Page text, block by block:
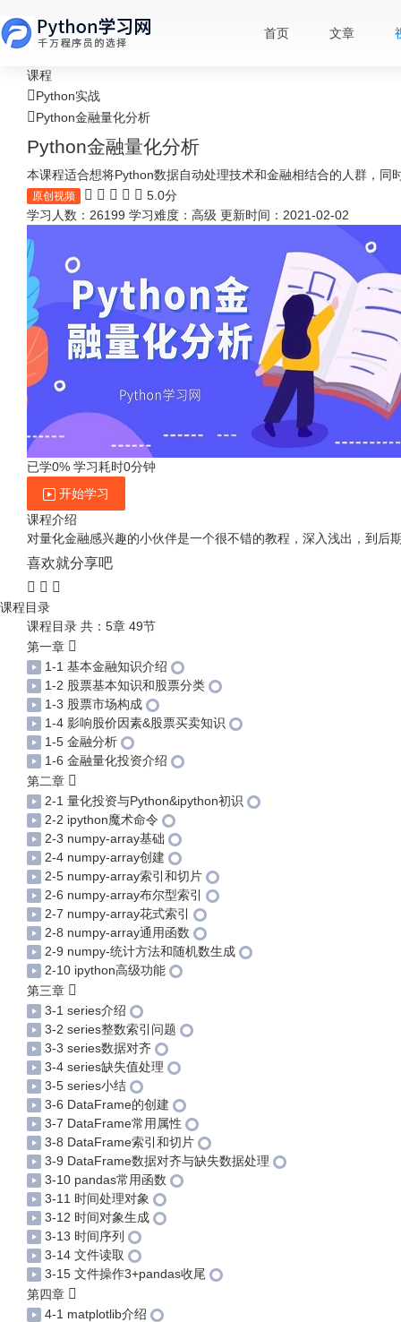
首页 文章
课程
Python实战
Python金融量化分析
Python金融量化分析
本课程适合想将Python数据自动处理技术和金融相结合的人群，同
原创视频
5.0分
学习人数：26199 学习难度：高级 更新时间：2021-02-02
已学0% 学习耗时0分钟
开始学习
课程介绍
对量化金融感兴趣的小伙伴是一个很不错的教程，深入浅出，到后
喜欢就分享吧
课程目录
课程目录 共：5章 49节
第一章
1-1 基本金融知识介绍
1-2 股票基本知识和股票分类
1-3 股票市场构成
1-4 影响股价因素&股票买卖知识
1-5 金融分析
1-6 金融量化投资介绍
第二章
2-1 量化投资与Python&ipython初识
2-2 ipython魔术命令
2-3 numpy-array基础
2-4 numpy-array创建
2-5 numpy-array索引和切片
2-6 numpy-array布尔型索引
2-7 numpy-array花式索引
2-8 numpy-array通用函数
2-9 numpy-统计方法和随机数生成
2-10 ipython高级功能
第三章
3-1 series介绍
3-2 series整数索引问题
3-3 series数据对齐
3-4 series缺失值处理
3-5 series小结
3-6 DataFrame的创建
3-7 DataFrame常用属性
3-8 DataFrame索引和切片
3-9 DataFrame数据对齐与缺失数据处理
3-10 pandas常用函数
3-11 时间处理对象
3-12 时间对象生成
3-13 时间序列
3-14 文件读取
3-15 文件操作3+pandas收尾
第四章
4-1 matplotlib介绍